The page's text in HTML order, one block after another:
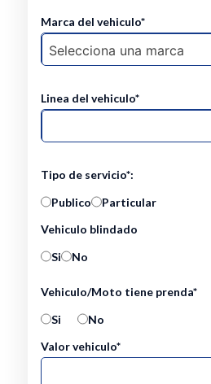
Marca del vehiculo*
Selecciona una marca
Linea del vehiculo*
Tipo de servicio*:
Publico
Particular
Vehiculo blindado
Si
No
Vehiculo/Moto tiene prenda*
Si
No
Valor vehiculo*